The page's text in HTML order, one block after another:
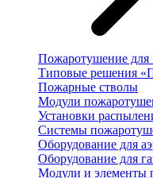
Пожаротушение
Типовые решения
Пожарные стволы
Модули
Установки
Системы
Оборудование для
Оборудование для
Модули и элементы